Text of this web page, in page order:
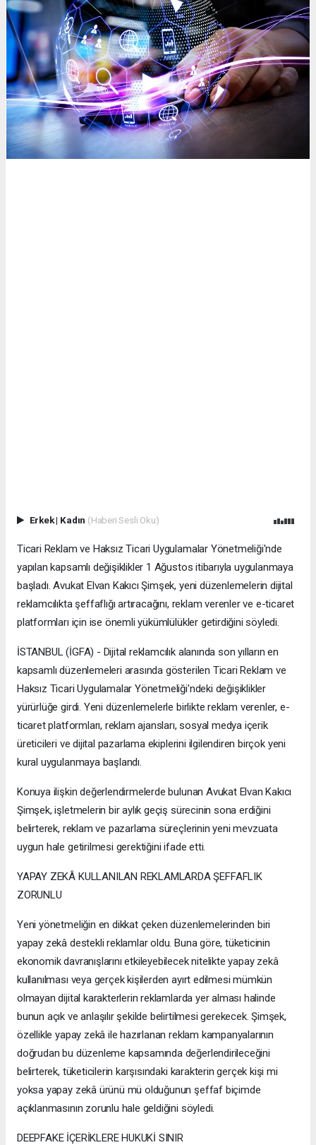
Erkek| Kadın (Haberi Sesli Oku)
Ticari Reklam ve Haksız Ticari Uygulamalar Yönetmeliği'nde
yapılan kapsamlı değişiklikler 1 Ağustos itibarıyla uygulanmaya
başladı. Avukat Elvan Kakıcı Şimşek, yeni düzenlemelerin dijital
reklamcılıkta şeffaflığı artıracağını, reklam verenler ve e-ticaret
platformları için ise önemli yükümlülükler getirdiğini söyledi.
İSTANBUL (İGFA) - Dijital reklamcılık alanında son yılların en
kapsamlı düzenlemeleri arasında gösterilen Ticari Reklam ve
Haksız Ticari Uygulamalar Yönetmeliği'ndeki değişiklikler
yürürlüğe girdi. Yeni düzenlemelerle birlikte reklam verenler, e-
ticaret platformları, reklam ajansları, sosyal medya içerik
üreticileri ve dijital pazarlama ekiplerini ilgilendiren birçok yeni
kural uygulanmaya başlandı.
Konuya ilişkin değerlendirmelerde bulunan Avukat Elvan Kakıcı
Şimşek, işletmelerin bir aylık geçiş sürecinin sona erdiğini
belirterek, reklam ve pazarlama süreçlerinin yeni mevzuata
uygun hale getirilmesi gerektiğini ifade etti.
YAPAY ZEKÂ KULLANILAN REKLAMLARDA ŞEFFAFLIK
ZORUNLU
Yeni yönetmeliğin en dikkat çeken düzenlemelerinden biri
yapay zekâ destekli reklamlar oldu. Buna göre, tüketicinin
ekonomik davranışlarını etkileyebilecek nitelikte yapay zekâ
kullanılması veya gerçek kişilerden ayırt edilmesi mümkün
olmayan dijital karakterlerin reklamlarda yer alması halinde
bunun açık ve anlaşılır şekilde belirtilmesi gerekecek. Şimşek,
özellikle yapay zekâ ile hazırlanan reklam kampanyalarının
doğrudan bu düzenleme kapsamında değerlendirileceğini
belirterek, tüketicilerin karşısındaki karakterin gerçek kişi mi
yoksa yapay zekâ ürünü mü olduğunun şeffaf biçimde
açıklanmasının zorunlu hale geldiğini söyledi.
DEEPFAKE İÇERİKLERE HUKUKİ SINIR